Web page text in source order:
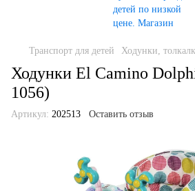
Транспорт для детей Ходунки,
Ходунки El Camino
1056)
Артикул: 202513 Оставить отзыв